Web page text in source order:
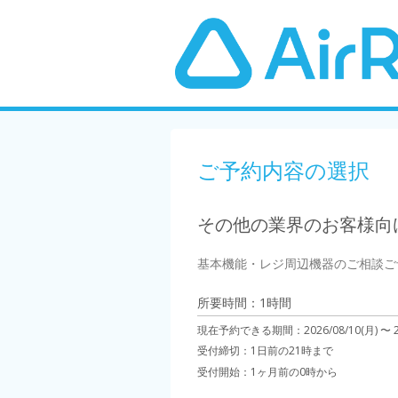
ご予約内容の選択
その他の業界のお客様
基本機能・レジ周辺機器のご相談
所要時間：1時間
現在予約できる期間： 2026/08/10(月) 〜
受付締切： 1日前の21時まで
受付開始： 1ヶ月前の0時から